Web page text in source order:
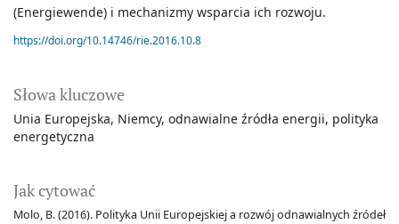
Słowa kluczowe
Unia Europejska Niemcy odnawialne źródła energii polityka
energetyczna
Jak cytować
Molo, B. (2016). Polityka Unii Europejskiej a rozwój odnawialnych źródeł
(Energiewende) i mechanizmy wsparcia ich rozwoju.
https://doi.org/10.14746/rie.2016.10.8